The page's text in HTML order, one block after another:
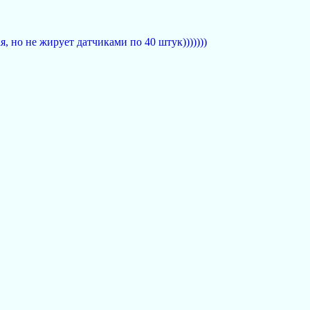
но не жирует датчиками по 40 штук)))))))